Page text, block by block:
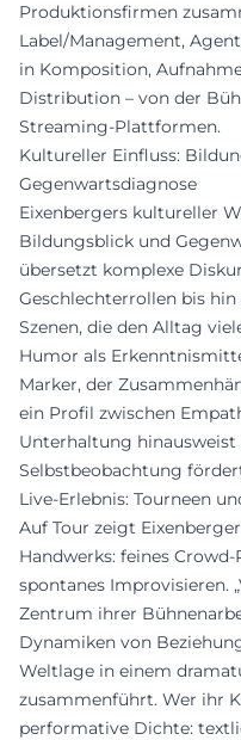
Produktionsfirmen
Label/Management,
in Komposition,
Distribution – von der
Streaming-Plattformen.
Kultureller Einfluss:
Gegenwartsdiagnose
Eixenbergers kultureller
Bildungsblick und
übersetzt komplexe
Geschlechterrollen bis
Szenen, die den Alltag
Humor als
Marker, der
ein Profil zwischen
Unterhaltung
Selbstbeobachtung
Live-Erlebnis: Tourneen
Auf Tour zeigt
Handwerks: feines
spontanes Improvisieren.
Zentrum ihrer
Dynamiken von
Weltlage in einem
zusammenführt. Wer ihr
performative Dichte: